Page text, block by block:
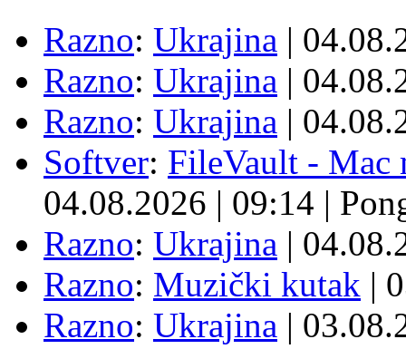
Razno: Ukrajina |
Razno: Ukrajina |
Razno: Ukrajina |
Softver: FileVault - Mac
04.08.2026 | 09:14 |
Razno: Ukrajina |
Razno: Muzički kutak |
Razno: Ukrajina |